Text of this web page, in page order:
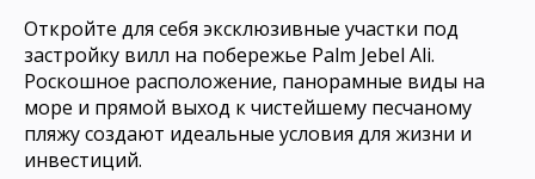
Откройте для себя эксклюзивные участки под
застройку вилл на побережье Palm Jebel Ali.
Роскошное расположение, панорамные виды на
море и прямой выход к чистейшему песчаному
пляжу создают идеальные условия для жизни и
инвестиций.